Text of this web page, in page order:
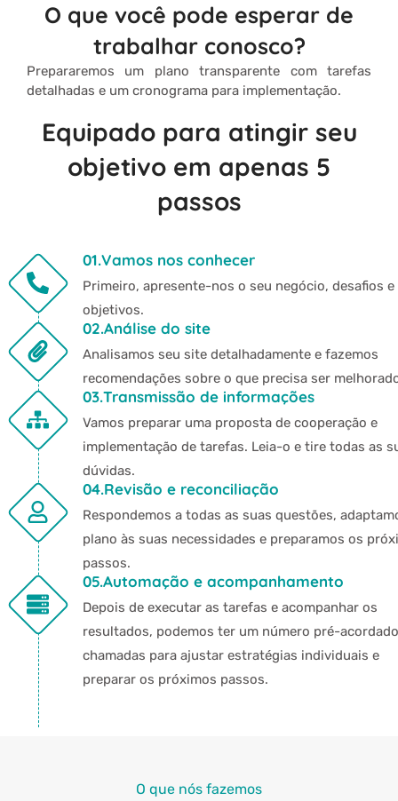
O que você pode esperar de
trabalhar conosco?
Prepararemos um plano transparente com tarefas
detalhadas e um cronograma para implementação.
Equipado para atingir seu
objetivo em apenas 5
passos
01.Vamos nos conhecer
Primeiro, apresente-nos o seu negócio, desafios e
objetivos.
02.Análise do site
Analisamos seu site detalhadamente e fazemos
recomendações sobre o que precisa ser
03.Transmissão de informações
Vamos preparar uma proposta de cooperação e
implementação de tarefas. Leia-o e tire todas as
dúvidas.
04.Revisão e reconciliação
Respondemos a todas as suas questões,
plano às suas necessidades e preparamos os
passos.
05.Automação e acompanhamento
Depois de executar as tarefas e acompanhar os
resultados, podemos ter um número pré-
chamadas para ajustar estratégias individuais e
preparar os próximos passos.
O que nós fazemos